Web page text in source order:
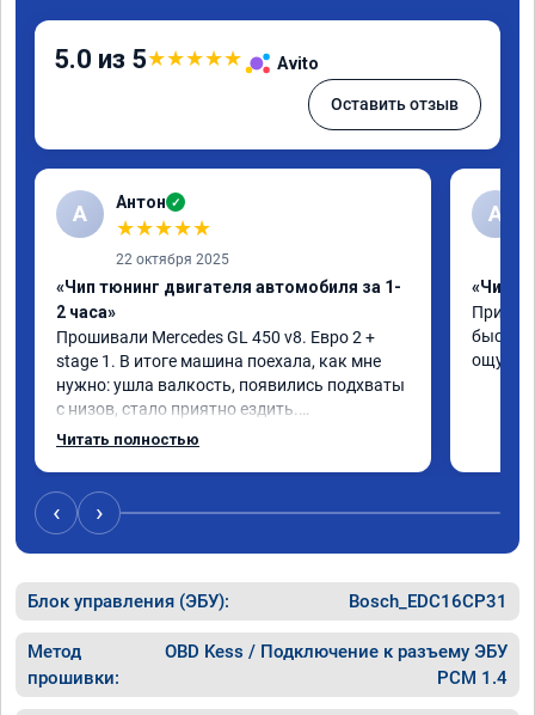
5.0 из 5★★★★★ Avito
Оставить отзыв
А Антон ✓
★★★★★
22 октября 2025
«Чип тюнинг двигателя автомобиля за 1-
2 часа»
Прошивали Mercedes GL 450 v8. Евро 2 +
stage 1. В итоге машина поехала, как мне
нужно: ушла валкость, появились подхваты
с низов, стало приятно ездить.
Одни из лучших трат, в авто! 🔥
Читать полностью
A
«Чип
‹ ›
Блок управления (ЭБУ): Bosch_EDC16CP31
Метод
прошивки:
OBD Kess / Подключение к разъему ЭБУ
PCM 1.4